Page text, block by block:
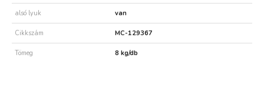
alsó lyuk van
Cikkszám MC-129367
Tömeg 8 kg/db